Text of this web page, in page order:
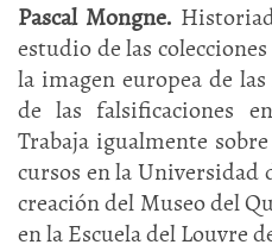
Pascal Mongne.
estudio de las
la imagen europea de
de las falsificaciones
Trabaja igualmente
cursos en la Universidad
creación del Museo del
en la Escuela del Louvre